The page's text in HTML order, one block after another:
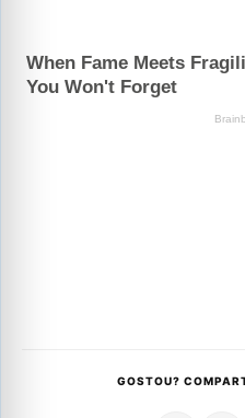
GOSTOU?